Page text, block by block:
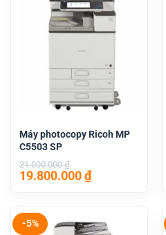
Máy photocopy Ricoh MP
C5503 SP
21.000.000₫
Giá
21.000.000 ₫.
19.800.000₫Giá
hiện
19.800.000 ₫.
-5%